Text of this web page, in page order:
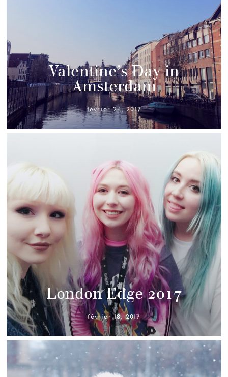
Valentine’s Day in
Amsterdam
février 24, 2017
London Edge 2017
février 18, 2017